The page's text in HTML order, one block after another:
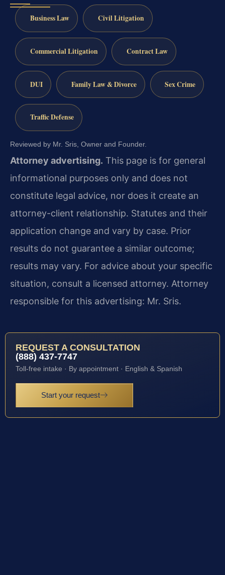
Business Law Civil Litigation
Commercial Litigation Contract Law
DUI Family Law & Divorce Sex Crime
Traffic Defense
Reviewed by Mr. Sris, Owner and Founder.
Attorney advertising. This page is for general
informational purposes only and does not
constitute legal advice, nor does it create an
attorney-client relationship. Statutes and their
application change and vary by case. Prior
results do not guarantee a similar outcome;
results may vary. For advice about your specific
situation, consult a licensed attorney. Attorney
responsible for this advertising: Mr. Sris.
REQUEST A CONSULTATION
(888) 437-7747
Toll-free intake · By appointment · English & Spanish
Start your request